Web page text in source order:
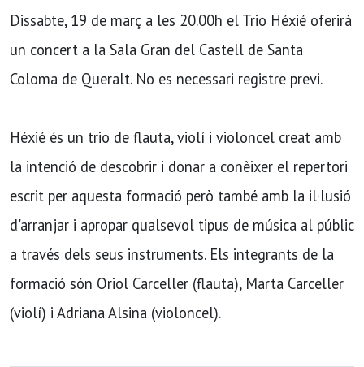
Dissabte, 19 de març a les 20.00h el Trio Héxié oferirà
un concert a la Sala Gran del Castell de Santa
Coloma de Queralt. No es necessari registre previ.
Héxié és un trio de flauta, violí i violoncel creat amb
la intenció de descobrir i donar a conèixer el repertori
escrit per aquesta formació però també amb la il·lusió
d'arranjar i apropar qualsevol tipus de música al públic
a través dels seus instruments. Els integrants de la
formació són Oriol Carceller (flauta), Marta Carceller
(violí) i Adriana Alsina (violoncel).